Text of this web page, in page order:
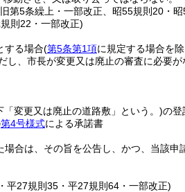
第5条繰上・一部改正、昭55規則20・
則22・一部改正)
する場合(第5条第1項に規定する場合を
し、市長が変更又は廃止の審査に必要
「変更又は廃止の道路敷」という。)の登
第4号様式による承諾書
合は、その旨を公告し、かつ、当該
平27規則35・平27規則64・一部改正)